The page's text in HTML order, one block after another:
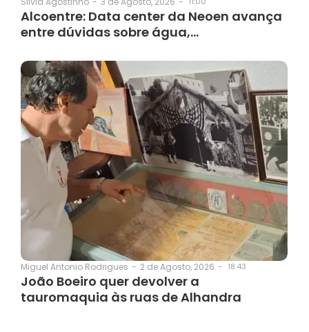
Alcoentre: Data center da Neoen avança
entre dúvidas sobre água,…
Miguel Antonio Rodrigues - 2 de Agosto, 2026 - 18:43
João Boeiro quer devolver a
tauromaquia às ruas de Alhandra